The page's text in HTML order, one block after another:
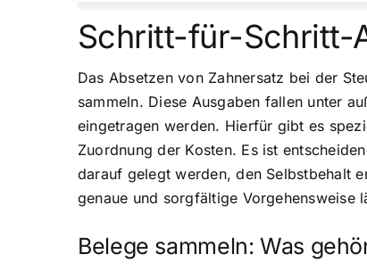
Schritt-für-Schritt-
Das Absetzen von Zahnersatz bei der
sammeln. Diese Ausgaben fallen unter
eingetragen werden. Hierfür gibt es
Zuordnung der Kosten. Es ist
darauf gelegt werden, den Selbstbehalt
genaue und sorgfältige Vorgehensweise
Belege sammeln: Was